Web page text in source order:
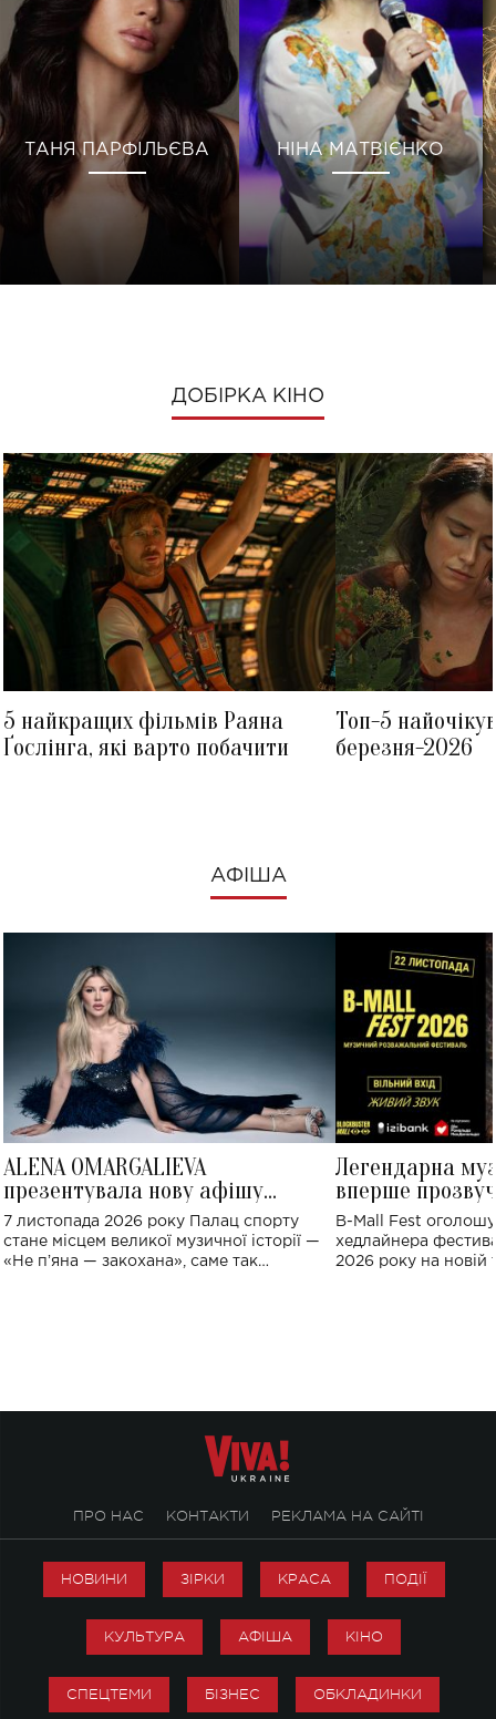
ТАНЯ ПАРФІЛЬЄВА НІНА МАТВІЄНКО
ДОБІРКА КІНО
5 найкращих фільмів Раяна
Ґослінга, які варто побачити
Топ-5
березня-2026
АФІША
ALENA OMARGALIEVA
презентувала нову афішу
великого концерту в Палаці
спорту
7 листопада 2026 року Палац спорту
стане місцем великої музичної історії —
«Не пʼяна — закохана», саме так
Легендарна
вперше
Україні: де
B-Mall Fest
хедлайнера
2026 року на новій
ПРО НАС КОНТАКТИ РЕКЛАМА НА САЙТІ
НОВИНИ ЗІРКИ КРАСА ПОДІЇ
КУЛЬТУРА АФІША КІНО
СПЕЦТЕМИ БІЗНЕС ОБКЛАДИНКИ